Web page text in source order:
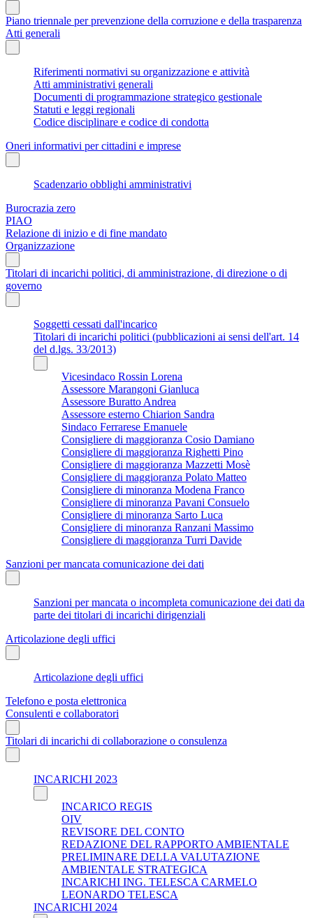
Piano triennale per prevenzione della corruzione e della trasparenza
Atti generali
Riferimenti normativi su organizzazione e attività
Atti amministrativi generali
Documenti di programmazione strategico gestionale
Statuti e leggi regionali
Codice disciplinare e codice di condotta
Oneri informativi per cittadini e imprese
Scadenzario obblighi amministrativi
Burocrazia zero
PIAO
Relazione di inizio e di fine mandato
Organizzazione
Titolari di incarichi politici, di amministrazione, di direzione o di
governo
Soggetti cessati dall'incarico
Titolari di incarichi politici (pubblicazioni ai sensi dell'art. 14
del d.lgs. 33/2013)
Vicesindaco Rossin Lorena
Assessore Marangoni Gianluca
Assessore Buratto Andrea
Assessore esterno Chiarion Sandra
Sindaco Ferrarese Emanuele
Consigliere di maggioranza Cosio Damiano
Consigliere di maggioranza Righetti Pino
Consigliere di maggioranza Mazzetti Mosè
Consigliere di maggioranza Polato Matteo
Consigliere di minoranza Modena Franco
Consigliere di minoranza Pavani Consuelo
Consigliere di minoranza Sarto Luca
Consigliere di minoranza Ranzani Massimo
Consigliere di maggioranza Turri Davide
Sanzioni per mancata comunicazione dei dati
Sanzioni per mancata o incompleta comunicazione dei dati da
parte dei titolari di incarichi dirigenziali
Articolazione degli uffici
Articolazione degli uffici
Telefono e posta elettronica
Consulenti e collaboratori
Titolari di incarichi di collaborazione o consulenza
INCARICHI 2023
INCARICO REGIS
OIV
REVISORE DEL CONTO
REDAZIONE DEL RAPPORTO AMBIENTALE
PRELIMINARE DELLA VALUTAZIONE
AMBIENTALE STRATEGICA
INCARICHI ING. TELESCA CARMELO
LEONARDO TELESCA
INCARICHI 2024